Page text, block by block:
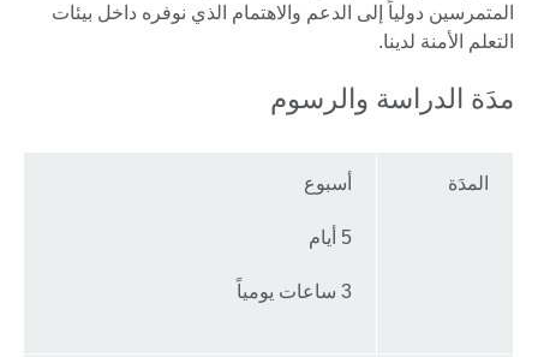
المتمرسين دولياً إلى الدعم والاهتمام الذي نوفره داخل بيئات
التعلم الأمنة لدينا.
مدَة الدراسة والرسوم
المدَة أسبوع
5 أيام
3 ساعات يومياً